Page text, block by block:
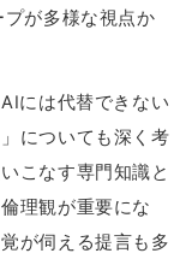
が多様な視点か
には代替できない
についても深く考
こなす専門知識と
理観が重要にな
が伺える提言も多